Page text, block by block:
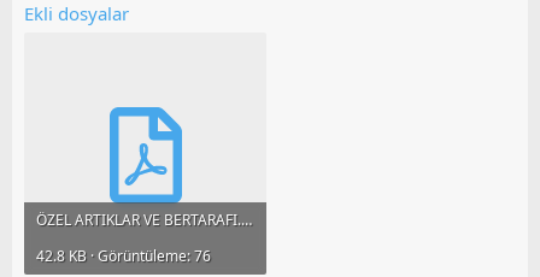
Ekli dosyalar
ÖZEL ARTIKLAR VE BERTARAFI.pdf
42.8 KB · Görüntüleme: 76